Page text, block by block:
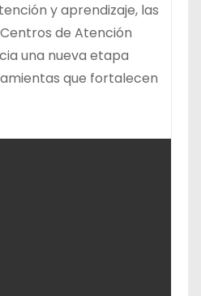
y aprendizaje, las
de Atención
una nueva etapa
que fortalecen